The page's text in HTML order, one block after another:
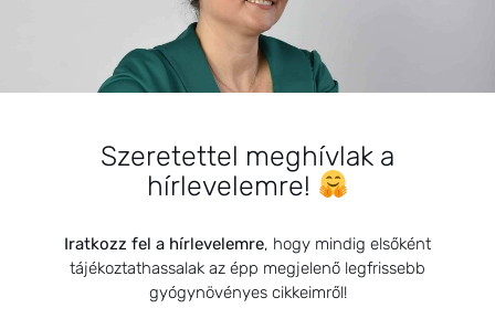
HÍRLEVÉL
HÍRLEVÉL FELIRATKOZÁS
az alábbi nyilatkozatot:
Hozzájárulok, hogy az
Adatkezelési tájékoztatóban
Szeretettel meghívlak a
hírlevelemre!
Iratkozz fel a hírlevelemre, hogy mindig elsőként
tájékoztathassalak az épp megjelenő legfrissebb
gyógynövényes cikkeimről!